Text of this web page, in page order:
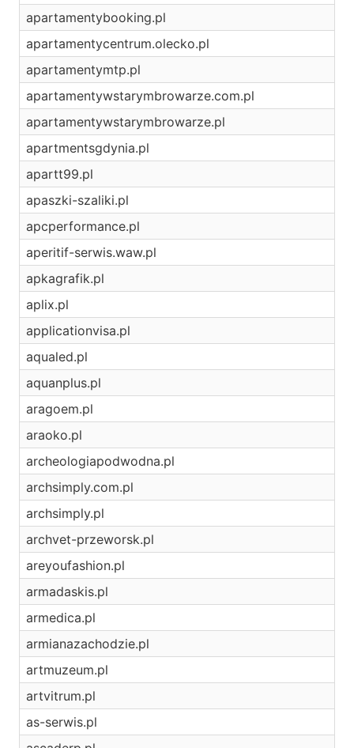
apartamentybooking.pl
apartamentycentrum.olecko.pl
apartamentymtp.pl
apartamentywstarymbrowarze.com.pl
apartamentywstarymbrowarze.pl
apartmentsgdynia.pl
apartt99.pl
apaszki-szaliki.pl
apcperformance.pl
aperitif-serwis.waw.pl
apkagrafik.pl
aplix.pl
applicationvisa.pl
aqualed.pl
aquanplus.pl
aragoem.pl
araoko.pl
archeologiapodwodna.pl
archsimply.com.pl
archsimply.pl
archvet-przeworsk.pl
areyoufashion.pl
armadaskis.pl
armedica.pl
armianazachodzie.pl
artmuzeum.pl
artvitrum.pl
as-serwis.pl